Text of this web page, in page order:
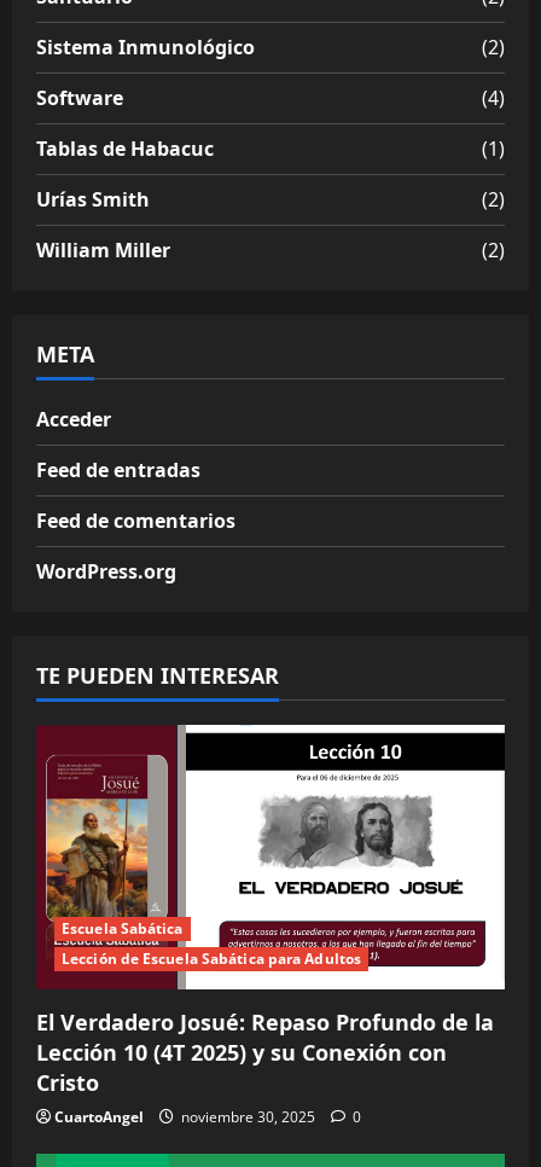
Sistema Inmunológico
(2)
Software
(4)
Tablas de Habacuc
(1)
Urías Smith
(2)
William Miller
(2)
META
Acceder
Feed de entradas
Feed de comentarios
WordPress.org
TE PUEDEN INTERESAR
Escuela Sabática
Lección de Escuela Sabática para Adultos
El Verdadero Josué: Repaso Profundo de la
Lección 10 (4T 2025) y su Conexión con
Cristo
CuartoAngel noviembre 30, 2025 0